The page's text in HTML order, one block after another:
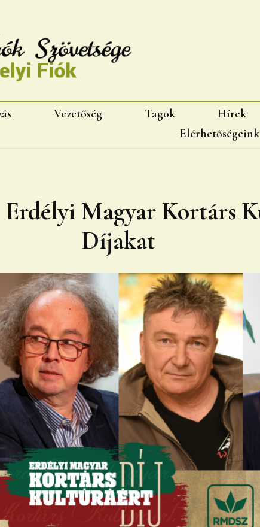
Szövetsége,
Vezetőség Tagok Hírek
Elérhetőségeink
Magyar Kortárs
Díjakat